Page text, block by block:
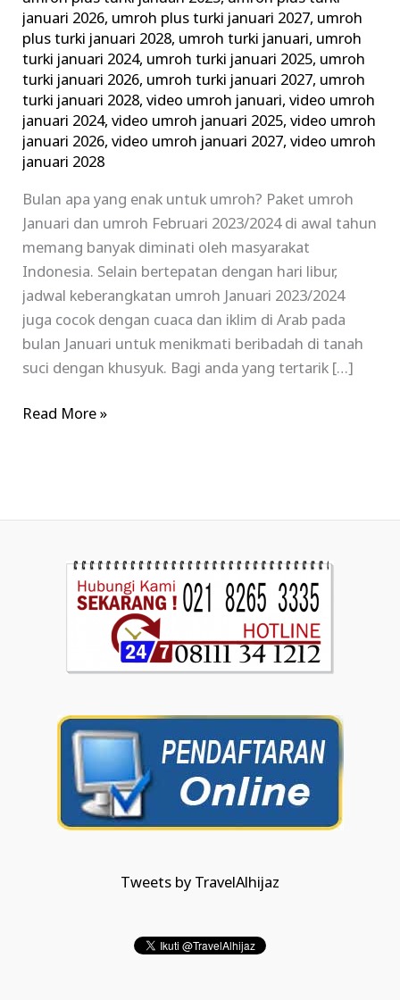
januari 2026, umroh plus turki januari 2027, umroh
plus turki januari 2028, umroh turki januari, umroh
turki januari 2024, umroh turki januari 2025, umroh
turki januari 2026, umroh turki januari 2027, umroh
turki januari 2028,video umroh januari,video umroh
januari 2024,video umroh januari 2025,video umroh
januari 2026,video umroh januari 2027,video umroh
januari 2028
Bulan apa yang enak untuk umroh? Paket umroh
Januari dan umroh Februari 2023/2024 di awal tahun
memang banyak diminati oleh masyarakat
Indonesia. Selain bertepatan dengan hari libur,
jadwal keberangkatan umroh Januari 2023/2024
juga cocok dengan cuaca dan iklim di Arab pada
bulan Januari untuk menikmati beribadah di tanah
suci dengan khusyuk. Bagi anda yang tertarik […]
Read More »
Tweets by TravelAlhijaz